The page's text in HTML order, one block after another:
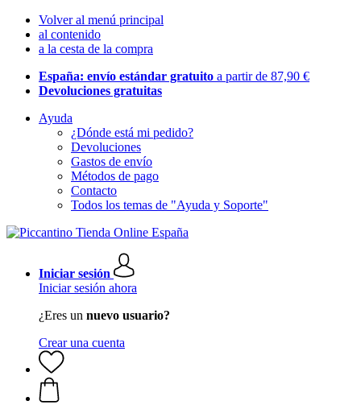
Volver al menú principal
al contenido
a la cesta de la compra
España: envío estándar gratuito a partir de 87,90 €
Devoluciones gratuitas
Ayuda
¿Dónde está mi pedido?
Devoluciones
Gastos de envío
Métodos de pago
Contacto
Todos los temas de "Ayuda y Soporte"
Iniciar sesión
Iniciar sesión ahora
¿Eres un nuevo usuario?
Crear una cuenta